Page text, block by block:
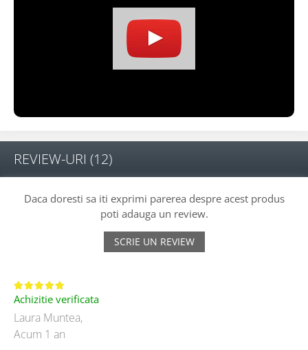
REVIEW-URI (12)
Daca doresti sa iti exprimi parerea despre acest produs
poti adauga un review.
SCRIE UN REVIEW
Achizitie verificata
Laura Muntea,
Acum 1 an